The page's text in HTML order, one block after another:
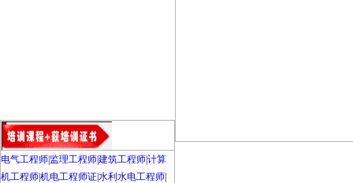
电气工程师 监理工程师建筑工程师计算
机工程师机电工程师证水利水电工程师